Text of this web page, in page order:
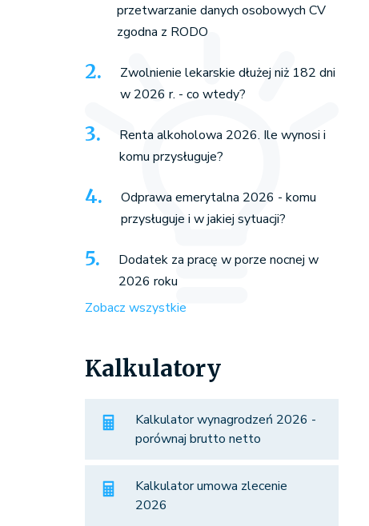
przetwarzanie danych osobowych CV
zgodna z RODO
Zwolnienie lekarskie dłużej niż 182 dni
w 2026 r. - co wtedy?
Renta alkoholowa 2026. Ile wynosi i
komu przysługuje?
Odprawa emerytalna 2026 - komu
przysługuje i w jakiej sytuacji?
Dodatek za pracę w porze nocnej w
2026 roku
Zobacz wszystkie
Kalkulatory
Kalkulator wynagrodzeń 2026 -
porównaj brutto netto
Kalkulator umowa zlecenie
2026